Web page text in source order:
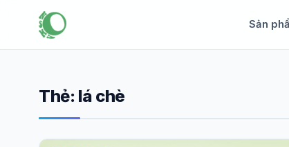
Sản
Thẻ: lá chè